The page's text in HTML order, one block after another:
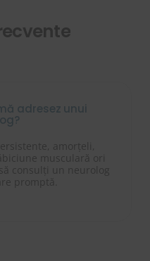
adresez unui
amorțeli,
musculară ori
consulți un neurolog
promptă.